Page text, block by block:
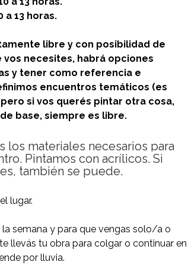
a 13 horas.
libre y con posibilidad de
necesites, habrá opciones
y tener como referencia e
encuentros temáticos (es
si vos querés pintar otra cosa,
base, siempre es libre.
materiales necesarios para
Pintamos con acrílicos. Si
también se puede.
lugar.
semana y para que vengas solo/a o
llevás tu obra para colgar o continuar en
por lluvia.